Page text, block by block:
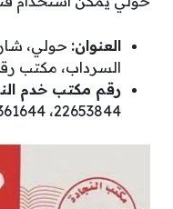
العنوان: حولي،
السرداب، مكتب رقم
رقم مكتب خدم
22653844، 60361644.